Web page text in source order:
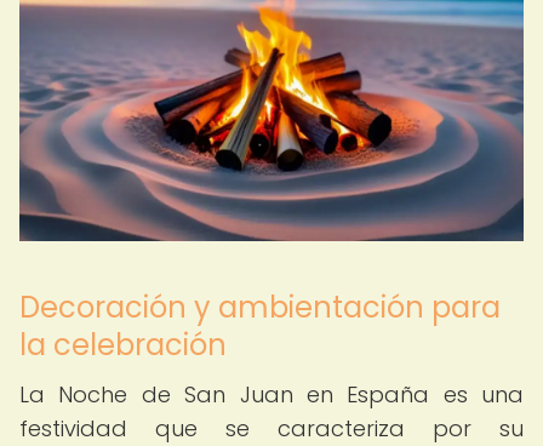
Decoración y ambientación para
la celebración
La Noche de San Juan en España es una
festividad que se caracteriza por su